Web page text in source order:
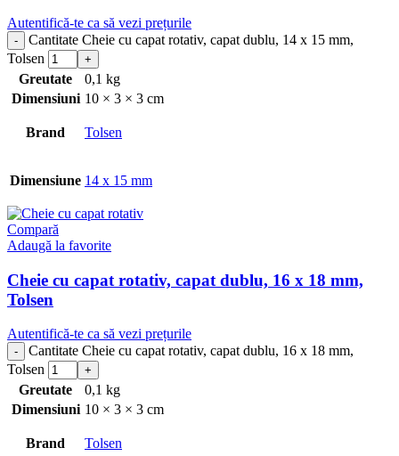
Autentifică-te ca să vezi prețurile
Cantitate Cheie cu capat rotativ, capat dublu, 14 x 15 mm,
Tolsen
Greutate
0,1 kg
Dimensiuni 10 × 3 × 3 cm
Brand Tolsen
Dimensiune 14 x 15 mm
Compară
Adaugă la favorite
Cheie cu capat rotativ, capat dublu, 16 x 18 mm,
Tolsen
Autentifică-te ca să vezi prețurile
Cantitate Cheie cu capat rotativ, capat dublu, 16 x 18 mm,
Tolsen
Greutate
0,1 kg
Dimensiuni 10 × 3 × 3 cm
Brand Tolsen